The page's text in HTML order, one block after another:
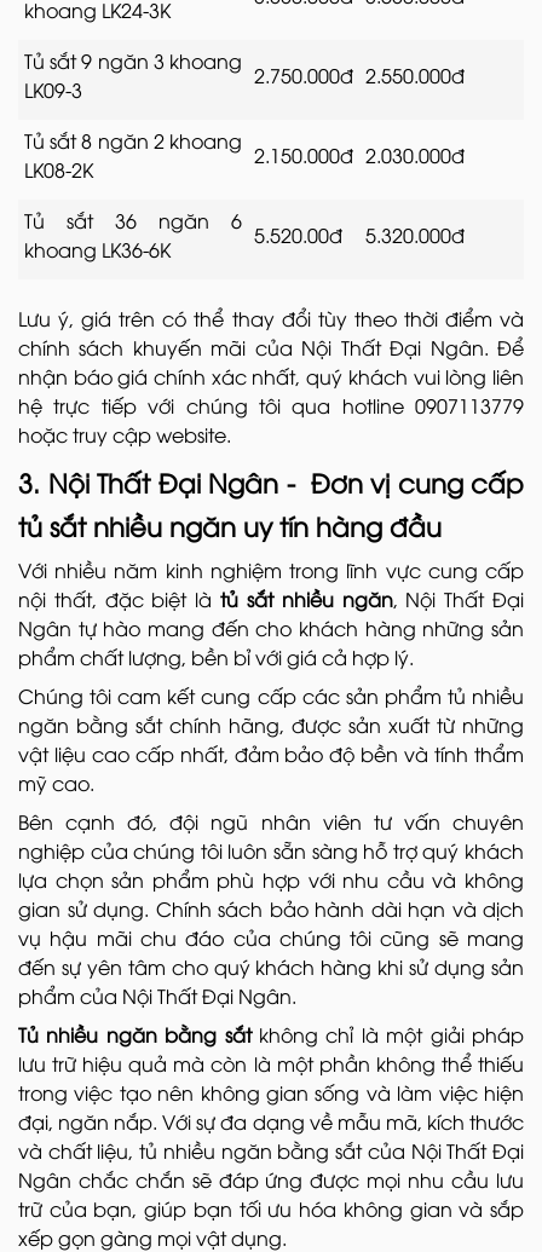
khoang LK24-3K
Tủ sắt 9 ngăn 3 khoang
LK09-3
2.750.000đ 2.550.000đ
Tủ sắt 8 ngăn 2 khoang
LK08-2K
2.150.000đ 2.030.000đ
Tủ sắt 36 ngăn 6
khoang LK36-6K
5.520.00đ 5.320.000đ
Lưu ý, giá trên có thể thay đổi tùy theo thời điểm và
chính sách khuyến mãi của Nội Thất Đại Ngân. Để
nhận báo giá chính xác nhất, quý khách vui lòng liên
hệ trực tiếp với chúng tôi qua hotline 0907113779
hoặc truy cập website.
3. Nội Thất Đại Ngân - Đơn vị cung cấp
tủ sắt nhiều ngăn uy tín hàng đầu
Với nhiều năm kinh nghiệm trong lĩnh vực cung cấp
nội thất, đặc biệt làtủ sắt nhiều ngăn, Nội Thất Đại
Ngân tự hào mang đến cho khách hàng những sản
phẩm chất lượng, bền bỉ với giá cả hợp lý.
Chúng tôi cam kết cung cấp các sản phẩm tủ nhiều
ngăn bằng sắt chính hãng, được sản xuất từ những
vật liệu cao cấp nhất, đảm bảo độ bền và tính thẩm
mỹ cao.
Bên cạnh đó, đội ngũ nhân viên tư vấn chuyên
nghiệp của chúng tôi luôn sẵn sàng hỗ trợ quý khách
lựa chọn sản phẩm phù hợp với nhu cầu và không
gian sử dụng. Chính sách bảo hành dài hạn và dịch
vụ hậu mãi chu đáo của chúng tôi cũng sẽ mang
đến sự yên tâm cho quý khách hàng khi sử dụng sản
phẩm của Nội Thất Đại Ngân.
Tủ nhiều ngăn bằng sắtkhông chỉ là một giải pháp
lưu trữ hiệu quả mà còn là một phần không thể thiếu
trong việc tạo nên không gian sống và làm việc hiện
đại, ngăn nắp. Với sự đa dạng về mẫu mã, kích thước
và chất liệu, tủ nhiều ngăn bằng sắt của Nội Thất Đại
Ngân chắc chắn sẽ đáp ứng được mọi nhu cầu lưu
trữ của bạn, giúp bạn tối ưu hóa không gian và sắp
xếp gọn gàng mọi vật dụng.